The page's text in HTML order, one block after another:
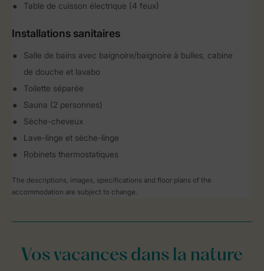
Table de cuisson électrique (4 feux)
Installations sanitaires
Salle de bains avec baignoire/baignoire à bulles, cabine
de douche et lavabo
Toilette séparée
Sauna (2 personnes)
Sèche-cheveux
Lave-linge et sèche-linge
Robinets thermostatiques
The descriptions, images, specifications and floor plans of the
accommodation are subject to change.
Vos vacances dans la nature